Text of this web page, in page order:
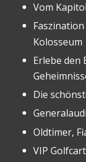
Vom
Kolosseum
Erlebe den
Die
Oldtimer,
VIP